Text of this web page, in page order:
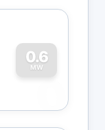
0.6
MW
0